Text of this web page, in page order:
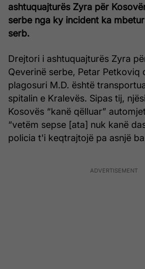
ashtuquajturës Zyra për
serbe nga ky incident ka
serb.
Drejtori i ashtuquajturës Zyra
Qeverinë serbe, Petar Petkoviq
plagosuri M.D. është
spitalin e Kralevës. Sipas tij,
Kosovës “kanë qëlluar”
“vetëm sepse [ata] nuk kanë
policia t'i keqtrajtojë pa asnjë